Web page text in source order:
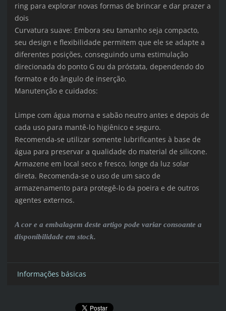
ring para explorar novas formas de brincar e dar prazer a
dois
Curvatura suave: Embora seu tamanho seja compacto,
seu design e flexibilidade permitem que ele se adapte a
diferentes posições, conseguindo uma estimulação
direcionada do ponto G ou da próstata, dependendo do
formato e do ângulo de inserção.
Manutenção e cuidados:
Limpe com água morna e sabão neutro antes e depois de
cada uso para mantê-lo higiênico e seguro.
Recomenda-se utilizar somente lubrificantes à base de
água para preservar a qualidade do material de silicone.
Armazene em local seco e fresco, longe da luz solar
direta. Recomenda-se o uso de um saco de
armazenamento para protegê-lo da poeira e de outros
agentes externos.
A cor e a embalagem deste artigo pode variar consoante a
disponibilidade em stock.
Informações básicas